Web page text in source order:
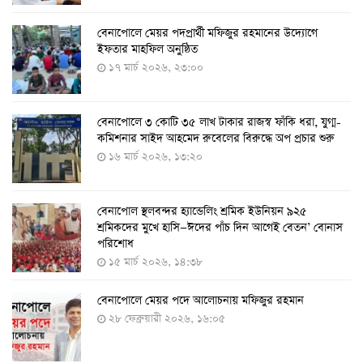
দেশেই তৈরি হলো করোনা পরীক্ষার কিট, সময় লাগবে ৪-৫
ঘণ্টা
৭ আগস্ট ২০২২, ১৪:০৩
১১ আগস্ট থেকে পরীক্ষামূলকভাবে শুরু শিশুদের করোনা টিকা
দেওয়া
৭ আগস্ট ২০২২, ১৩:৫৩
করোনায় ৫ জনের মৃত্যু, শনাক্ত ৬২৬
২৭ জুলাই ২০২২, ১৭:৩৮
দেশে করোনায় শনাক্তের সংখ্যা ২০ লাখ ছাড়াল
২১ জুলাই ২০২২, ১৭:৫৪
বেনাপোলে মেয়র পদপ্রার্থী মফিজুর রহমানের উদ্যোগে
ইফতার মাহফিল অনুষ্ঠিত
১৭ মার্চ ২০২৬, ২৩:০০
বেনাপোলে ৩ কোটি ৩৫ লাখ টাকার রাজস্ব ফাঁকি ধরা, যুগ্ম-
কমিশনার সাইদ আহমেদ রুবেলের বিরুদ্ধে অপ প্রচার শুরু
১৬ মার্চ ২০২৬, ১৩:২০
বেনাপোল স্থলবন্দর হ্যান্ডেলিং শ্রমিক ইউনিয়ন ৯২৫
শ্রমিকদের মুখে হাসি—ঈদের পাঁচ দিন আগেই বেতন’ বোনাস
পরিশোধ
১৫ মার্চ ২০২৬, ১৪:৩৮
বেনাপোলে মেয়র পদে আলোচনায় মফিজুর রহমান
২৮ ফেব্রুয়ারী ২০২৬, ১৬:০৫